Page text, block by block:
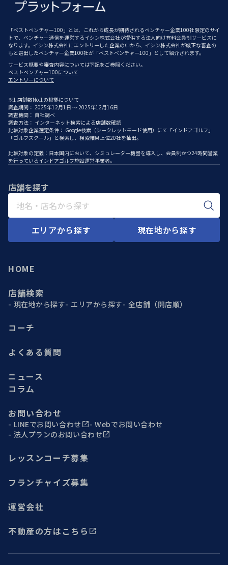
「ベストベンチャー100」とは、これから成長が期待されるベンチャー企業100社限定のサイ
トで、ベンチャー通信を運営するイシン株式会社が提供する法人向け有料会員制サービスに
なります。イシン株式会社にエントリーした企業の中から、イシン株式会社が厳正な審査の
もと選出したベンチャー企業100社が「ベストベンチャー100」として紹介されます。
サービス概要や審査内容については下記をご参照ください。
ベストベンチャー100について
エントリーについて
※1 店舗数No.1の根拠について
調査期間： 2025年12月1日 ～ 2025年12月16日
調査機関： 自社調べ
調査方法： インターネット検索による店舗数確認
比較対象企業選定条件： Google検索（シークレットモード使用）にて「インドアゴルフ」
「ゴルフスクール」と検索し、検索結果上位20社を抽出。
比較対象の定義：日本国内において、シミュレーター機器を導入し、会員制かつ24時間営業
を行っているインドアゴルフ施設運営事業者。
店舗を探す
エリアから探す 現在地から探す
HOME
店舗検索
現在地から探す エリアから探す 全店舗（開店順）
コーチ
よくある質問
ニュース
コラム
お問い合わせ
LINEでお問い合わせ
Webでお問い合わせ
法人プランのお問い合わせ
レッスンコーチ募集
フランチャイズ募集
運営会社
不動産の方はこちら